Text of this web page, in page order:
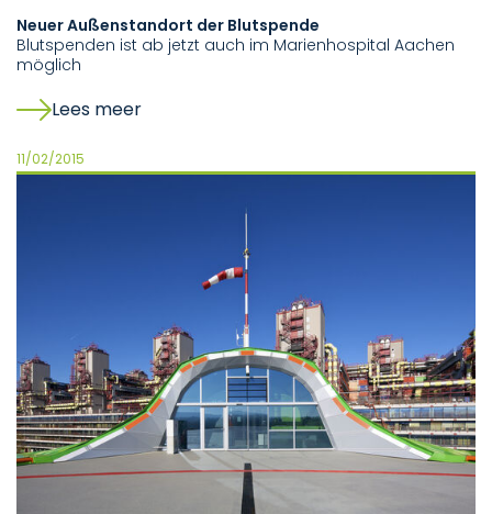
Neuer Außenstandort der Blutspende
Blutspenden ist ab jetzt auch im Marienhospital Aachen
möglich
Lees meer
11/02/2015